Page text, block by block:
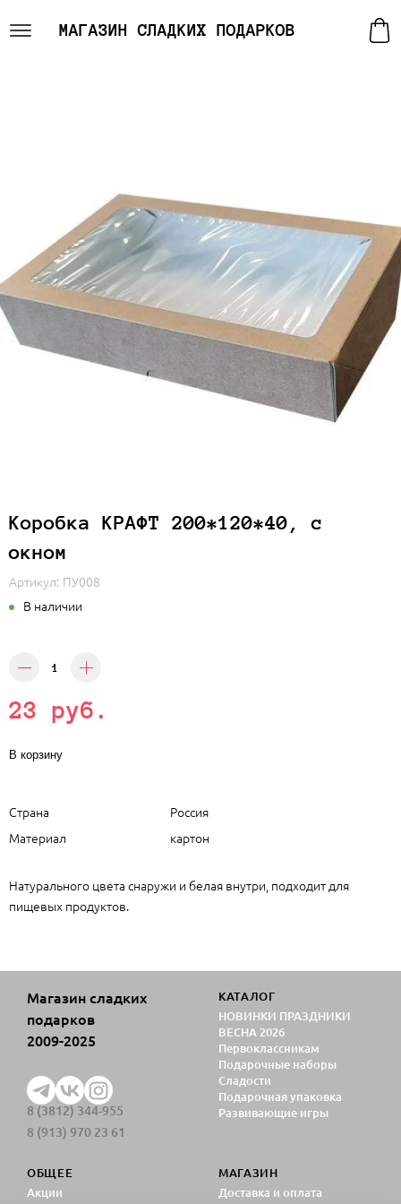
МАГАЗИН СЛАДКИХ ПОДАРКОВ
Коробка КРАФТ 200*120*40, с
окном
Артикул: ПУ008
В наличии
23 руб.
В корзину
Страна
Россия
Материал
картон
Натурального цвета снаружи и белая внутри, подходит для
пищевых продуктов.
Магазин сладких
подарков
2009-2025
8 (3812) 344-955
8 (913) 970 23 61
КАТАЛОГ
НОВИНКИ ПРАЗДНИКИ
ВЕСНА 2026
Первоклассникам
Подарочные наборы
Сладости
Подарочная упаковка
Развивающие игры
ОБЩЕЕ
Акции
МАГАЗИН
Доставка и оплата